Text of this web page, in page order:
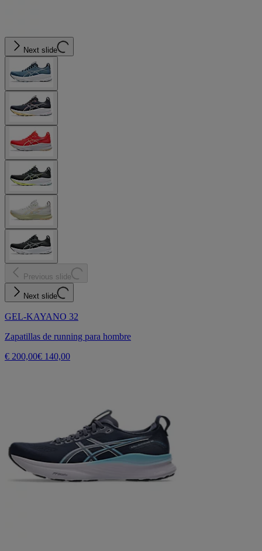
Next slide
Previous slide
Next slide
GEL-KAYANO 32
Zapatillas de running para hombre
€ 200,00€ 140,00